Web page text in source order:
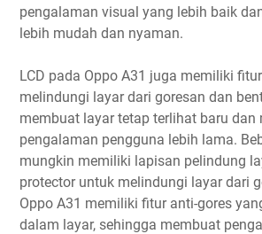
pengalaman visual yang lebih baik
lebih mudah dan nyaman.
LCD pada Oppo A31 juga memiliki
melindungi layar dari goresan dan
membuat layar tetap terlihat baru dan
pengalaman pengguna lebih lama.
mungkin memiliki lapisan pelindung
protector untuk melindungi layar dari
Oppo A31 memiliki fitur anti-gores
dalam layar, sehingga membuat